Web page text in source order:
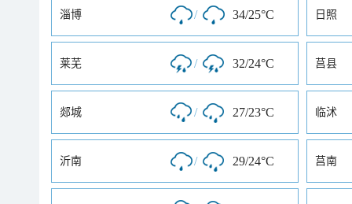
淄博 / 34/25°C 日照
莱芜 / 32/24°C 莒县
郯城 / 27/23°C 临沭
沂南 / 29/24°C 莒南